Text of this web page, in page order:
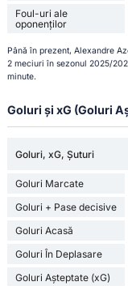
Foul-uri ale
oponenților
Până în prezent, Alexandre
2 meciuri în sezonul 2025/
minute.
Goluri și xG (Goluri
Goluri, xG, Șuturi
Goluri Marcate
Goluri + Pase decisive
Goluri Acasă
Goluri În Deplasare
Goluri Așteptate (xG)